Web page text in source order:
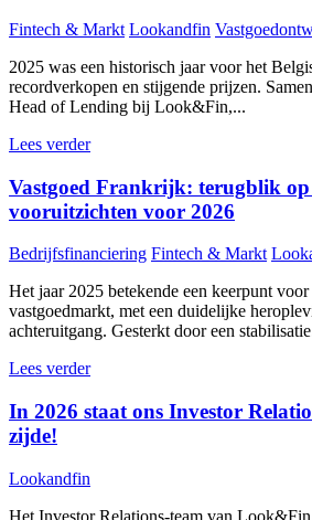
Fintech & Markt Lookandfin
2025 was een historisch jaar voor het
recordverkopen en stijgende prijzen.
Head of Lending bij Look&Fin,...
Lees verder
Vastgoed Frankrijk: terugblik op
vooruitzichten voor 2026
Bedrijfsfinanciering Fintech & Markt
Het jaar 2025 betekende een keerpunt voor
vastgoedmarkt, met een duidelijke
achteruitgang. Gesterkt door een
Lees verder
In 2026 staat ons Investor
zijde!
Lookandfin
Het Investor Relations-team van